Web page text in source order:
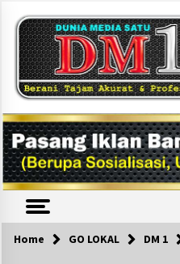
content
Home GO LOKAL DM 1